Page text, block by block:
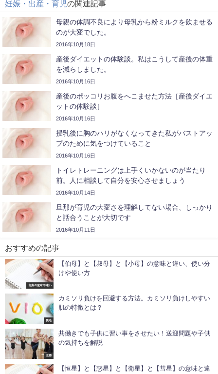
妊娠・出産・育児の関連記事
母親の体調不良により母乳から粉ミルクを飲ませる
のが大変でした。
2016年10月18日
産後ダイエットの体験談。私はこうして産後の体重
を減らしました。
2016年10月16日
産後のポッコリお腹をへこませた方法［産後ダイエ
ットの体験談］
2016年10月16日
授乳後に胸のハリがなくなってきた私がバストアッ
プのために気をつけていること
2016年10月16日
トイレトレーニングは上手くいかないのが当たり
前。人に相談して自分を安心させましょう
2016年10月14日
旦那が育児の大変さを理解してない場合、しっかり
と話合うことが大切です
2016年10月11日
おすすめの記事
言葉の意味や違い
【伯母】と【叔母】と【小母】の意味と違い、使い分
けや使い方
脱毛
カミソリ負けを回避する方法。カミソリ負けしやすい
肌の特徴とは？
主婦
共働きでも子供に習い事をさせたい！送迎問題や子供
の気持ちを解説
【恒星】と【惑星】と【衛星】と【彗星】の意味と違